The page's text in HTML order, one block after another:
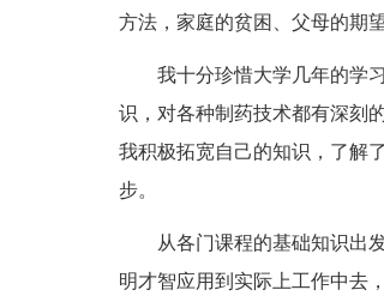
方法，家庭的贫困、父母的期
我十分珍惜大学几年的学习
识，对各种制药技术都有深刻
我积极拓宽自己的知识，了解
步。
从各门课程的基础知识出发
明才智应用到实际上工作中去